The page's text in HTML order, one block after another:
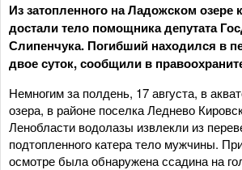
Из затопленного на Ладожском озере
достали тело помощника депутата
Слипенчука. Погибший находился в
двое суток, сообщили в
Немногим за полдень, 17 августа, в
озера, в районе поселка Леднево
Ленобласти водолазы извлекли из
подтопленного катера тело мужчины.
осмотре была обнаружена ссадина на